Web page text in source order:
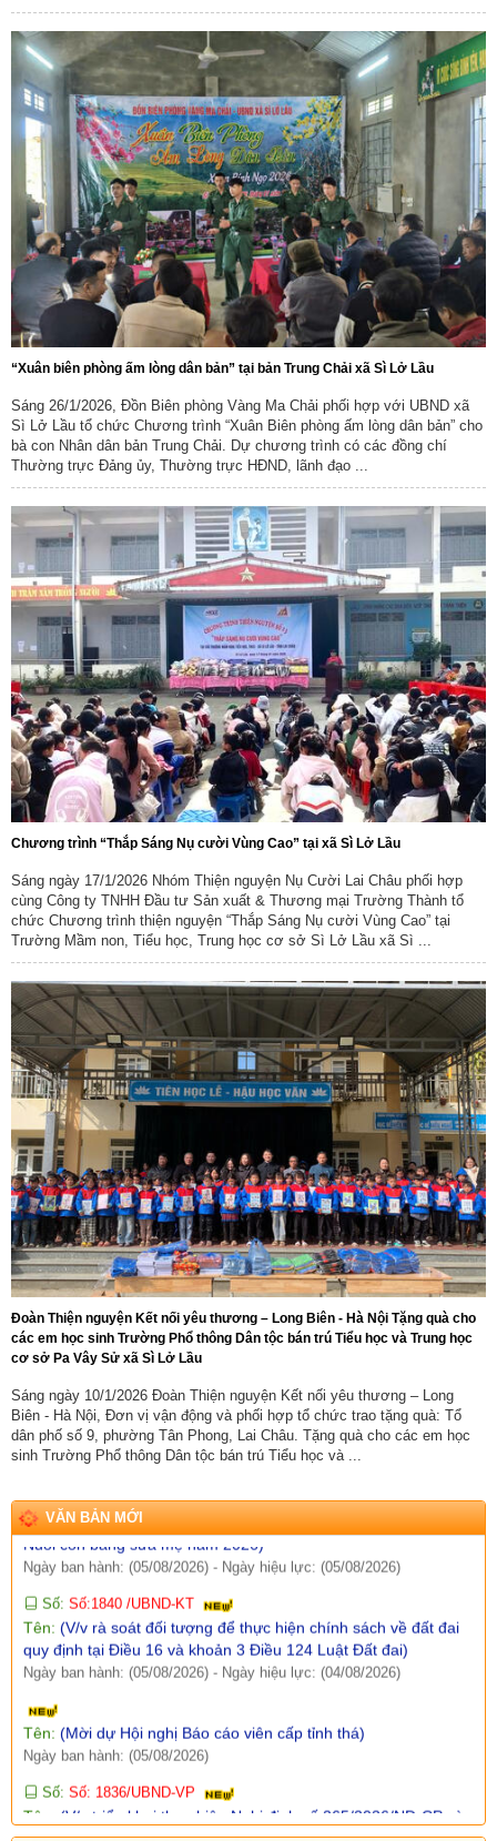
“Xuân biên phòng ấm lòng dân bản” tại bản Trung Chải xã Sì Lở Lầu
Sáng 26/1/2026, Đồn Biên phòng Vàng Ma Chải phối hợp với UBND xã
Sì Lở Lầu tổ chức Chương trình “Xuân Biên phòng ấm lòng dân bản” cho
bà con Nhân dân bản Trung Chải. Dự chương trình có các đồng chí
Thường trực Đảng ủy, Thường trực HĐND, lãnh đạo ...
Chương trình “Thắp Sáng Nụ cười Vùng Cao” tại xã Sì Lở Lầu
Sáng ngày 17/1/2026 Nhóm Thiện nguyện Nụ Cười Lai Châu phối hợp
cùng Công ty TNHH Đầu tư Sản xuất & Thương mại Trường Thành tổ
chức Chương trình thiện nguyện “Thắp Sáng Nụ cười Vùng Cao” tại
Trường Mầm non, Tiểu học, Trung học cơ sở Sì Lở Lầu xã Sì ...
Đoàn Thiện nguyện Kết nối yêu thương – Long Biên - Hà Nội Tặng quà cho
các em học sinh Trường Phổ thông Dân tộc bán trú Tiểu học và Trung học
cơ sở Pa Vây Sử xã Sì Lở Lầu
Sáng ngày 10/1/2026 Đoàn Thiện nguyện Kết nối yêu thương – Long
Biên - Hà Nội, Đơn vị vận động và phối hợp tổ chức trao tặng quà: Tổ
dân phố số 9, phường Tân Phong, Lai Châu. Tặng quà cho các em học
sinh Trường Phổ thông Dân tộc bán trú Tiểu học và ...
VĂN BẢN MỚI
Số:Số: 1851/UBND-VHXH
Tên:(V/v thông tin kết quả rà soát các hệ thống thông tin, cơ sở
dữ liệu, nền tảng số được giao quản lý, vận hành trên địa bàn
xã Sì Lở Lầu)
Ngày ban hành: (06/08/2026) -Ngày hiệu lực: (05/08/2026)
Số:Số: 511/QĐ-BBT
Tên:(QUYẾT ĐỊNH Về việc ban hành Quy chế tổ chức và hoạt
Ngày ban hành: (06/08/2026) - Ngày hiệu lực: (05/08/2026)
Số:Số:1844 /KH-UBND
Tên:(KẾ HOẠCH Truyền thông hưởng ứng Tuần lễ Thế giới
Ngày ban hành: (05/08/2026) -Ngày hiệu lực: (05/08/2026)
Số:Số:1840 /UBND-KT
Tên: (V/v rà soát đối tượng để thực hiện chính sách về đất đai
Ngày ban hành: (05/08/2026) -Ngày hiệu lực: (04/08/2026)
Tên: (Mời dự Hội nghị Báo cáo viên cấp tỉnh thá)
Số:Số: 1836/UBND-VP
Tên: (V/v triển khai thực hiện Nghị định số 265/2026/NĐ-CP và
chống lãng phí.)
Ngày ban hành: (05/08/2026) -Ngày hiệu lực: (04/08/2026)